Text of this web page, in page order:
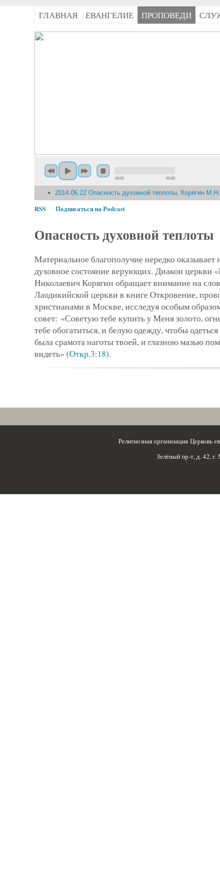
ГЛАВНАЯ ЕВАНГЕЛИЕ ПРОПОВЕДИ
00:00 00:00
2014.06.22 Опасность духовной теплоты, Корягин М.Н.
RSS Подписаться на Podcast
Опасность духовной теплоты
Материальное благополучие нередко оказывает
духовное состояние верующих. Диакон церкви
Николаевич Корягин обращает внимание на
Лаодикийской церкви в книге Откровение,
христианами в Москве, исследуя особым
совет: «Советую тебе купить у Меня золото,
тебе обогатиться, и белую одежду, чтобы
была срамота наготы твоей, и глазною мазью
видеть» (Откр.3:18).
Религиозная организация
Зелёный пр-т, д. 42,